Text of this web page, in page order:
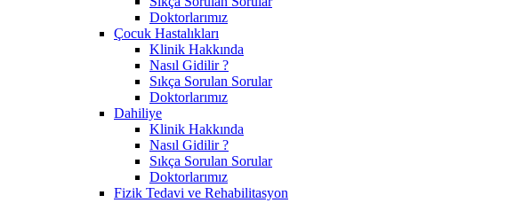
Doktorlarımız
Çocuk Hastalıkları
Klinik Hakkında
Nasıl Gidilir ?
Sıkça Sorulan Sorular
Doktorlarımız
Dahiliye
Klinik Hakkında
Nasıl Gidilir ?
Sıkça Sorulan Sorular
Doktorlarımız
Fizik Tedavi ve Rehabilitasyon